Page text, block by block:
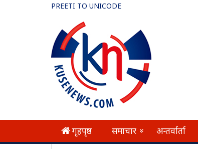
PREETI TO UNICODE
गृहपृष्ठ समाचार » अन्तर्वार्ता